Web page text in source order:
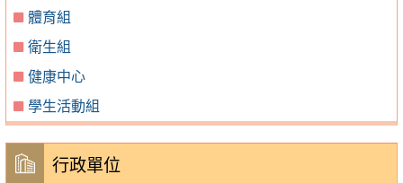
體育組
衛生組
健康中心
學生活動組
行政單位